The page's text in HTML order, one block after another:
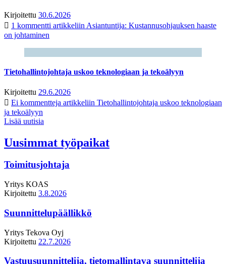
Kirjoitettu 30.6.2026
1 kommentti artikkeliin Asiantuntija: Kustannusohjauksen haaste
on johtaminen
Tietohallintojohtaja uskoo teknologiaan ja tekoälyyn
Kirjoitettu 29.6.2026
Ei kommentteja artikkeliin Tietohallintojohtaja uskoo teknologiaan
ja tekoälyyn
Lisää uutisia
Uusimmat työpaikat
Toimitusjohtaja
Yritys KOAS
Kirjoitettu 3.8.2026
Suunnittelupäällikkö
Yritys Tekova Oyj
Kirjoitettu 22.7.2026
Vastuusuunnittelija, tietomallintava suunnittelija